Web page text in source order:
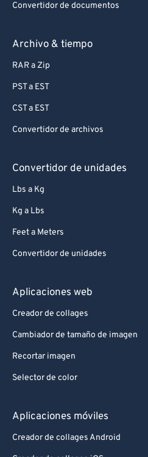
Convertidor de documentos
Archivo & tiempo
RAR a Zip
PST a EST
CST a EST
Convertidor de archivos
Convertidor de unidades
Lbs a Kg
Kg a Lbs
Feet a Meters
Convertidor de unidades
Aplicaciones web
Creador de collages
Cambiador de tamaño de imagen
Recortar imagen
Selector de color
Aplicaciones móviles
Creador de collages Android